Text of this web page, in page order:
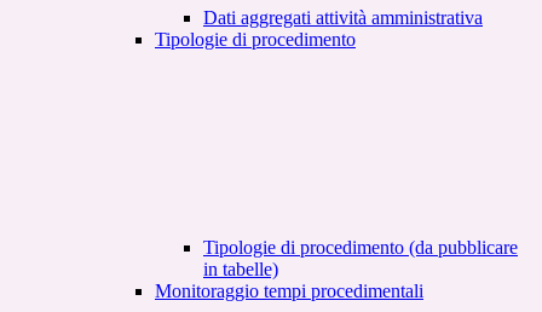
Dati aggregati attività amministrativa
Tipologie di procedimento
Tipologie di procedimento (da pubblicare
in tabelle)
Monitoraggio tempi procedimentali